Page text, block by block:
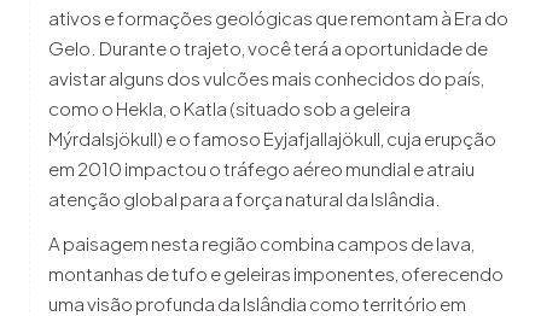
ativos e formações geológicas que remontam à Era do
Gelo. Durante o trajeto, você terá a oportunidade de
avistar alguns dos vulcões mais conhecidos do país,
como o Hekla, o Katla (situado sob a geleira
Mýrdalsjökull) e o famoso Eyjafjallajökull, cuja erupção
em 2010 impactou o tráfego aéreo mundial e atraiu
atenção global para a força natural da Islândia.
A paisagem nesta região combina campos de lava,
montanhas de tufo e geleiras imponentes, oferecendo
uma visão profunda da Islândia como território em